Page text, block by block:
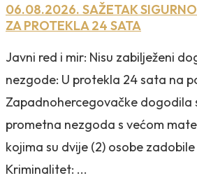
06.08.2026. SAŽETAK
ZA PROTEKLA 24 SATA
Javni red i mir: Nisu zabilježeni
nezgode: U protekla 24 sata na
Zapadnohercegovačke dogodila
prometna nezgoda s većom
kojima su dvije (2) osobe
Kriminalitet: ...